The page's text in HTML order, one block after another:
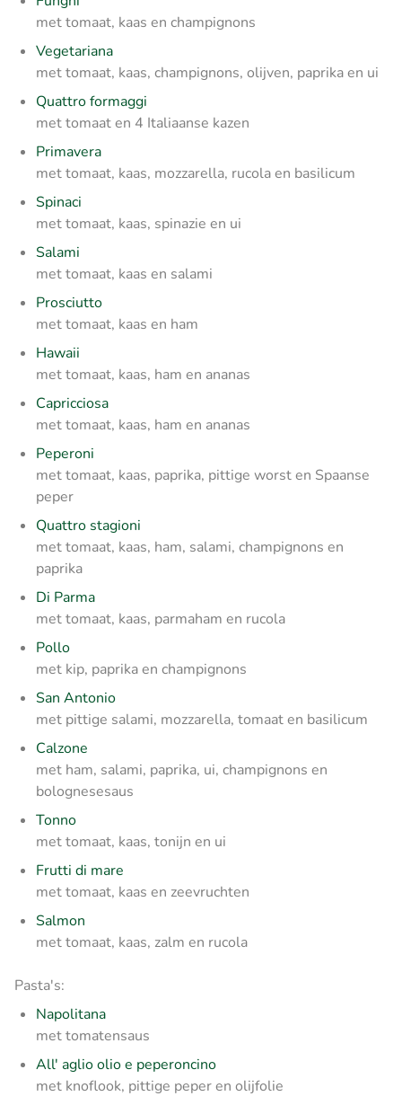
met tomaat, kaas en champignons
Vegetariana
met tomaat, kaas, champignons, olijven, paprika en ui
Quattro formaggi
met tomaat en 4 Italiaanse kazen
Primavera
met tomaat, kaas, mozzarella, rucola en basilicum
Spinaci
met tomaat, kaas, spinazie en ui
Salami
met tomaat, kaas en salami
Prosciutto
met tomaat, kaas en ham
Hawaii
met tomaat, kaas, ham en ananas
Capricciosa
met tomaat, kaas, ham en ananas
Peperoni
met tomaat, kaas, paprika, pittige worst en Spaanse
peper
Quattro stagioni
met tomaat, kaas, ham, salami, champignons en
paprika
Di Parma
met tomaat, kaas, parmaham en rucola
Pollo
met kip, paprika en champignons
San Antonio
met pittige salami, mozzarella, tomaat en basilicum
Calzone
met ham, salami, paprika, ui, champignons en
bolognesesaus
Tonno
met tomaat, kaas, tonijn en ui
Frutti di mare
met tomaat, kaas en zeevruchten
Salmon
met tomaat, kaas, zalm en rucola
Pasta's:
Napolitana
met tomatensaus
All' aglio olio e peperoncino
met knoflook, pittige peper en olijfolie